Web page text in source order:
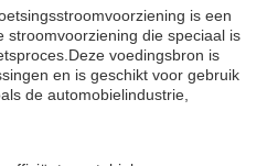
is een
stroomvoorziening die speciaal is
voedingsbron is
en is geschikt voor gebruik
de automobielindustrie,